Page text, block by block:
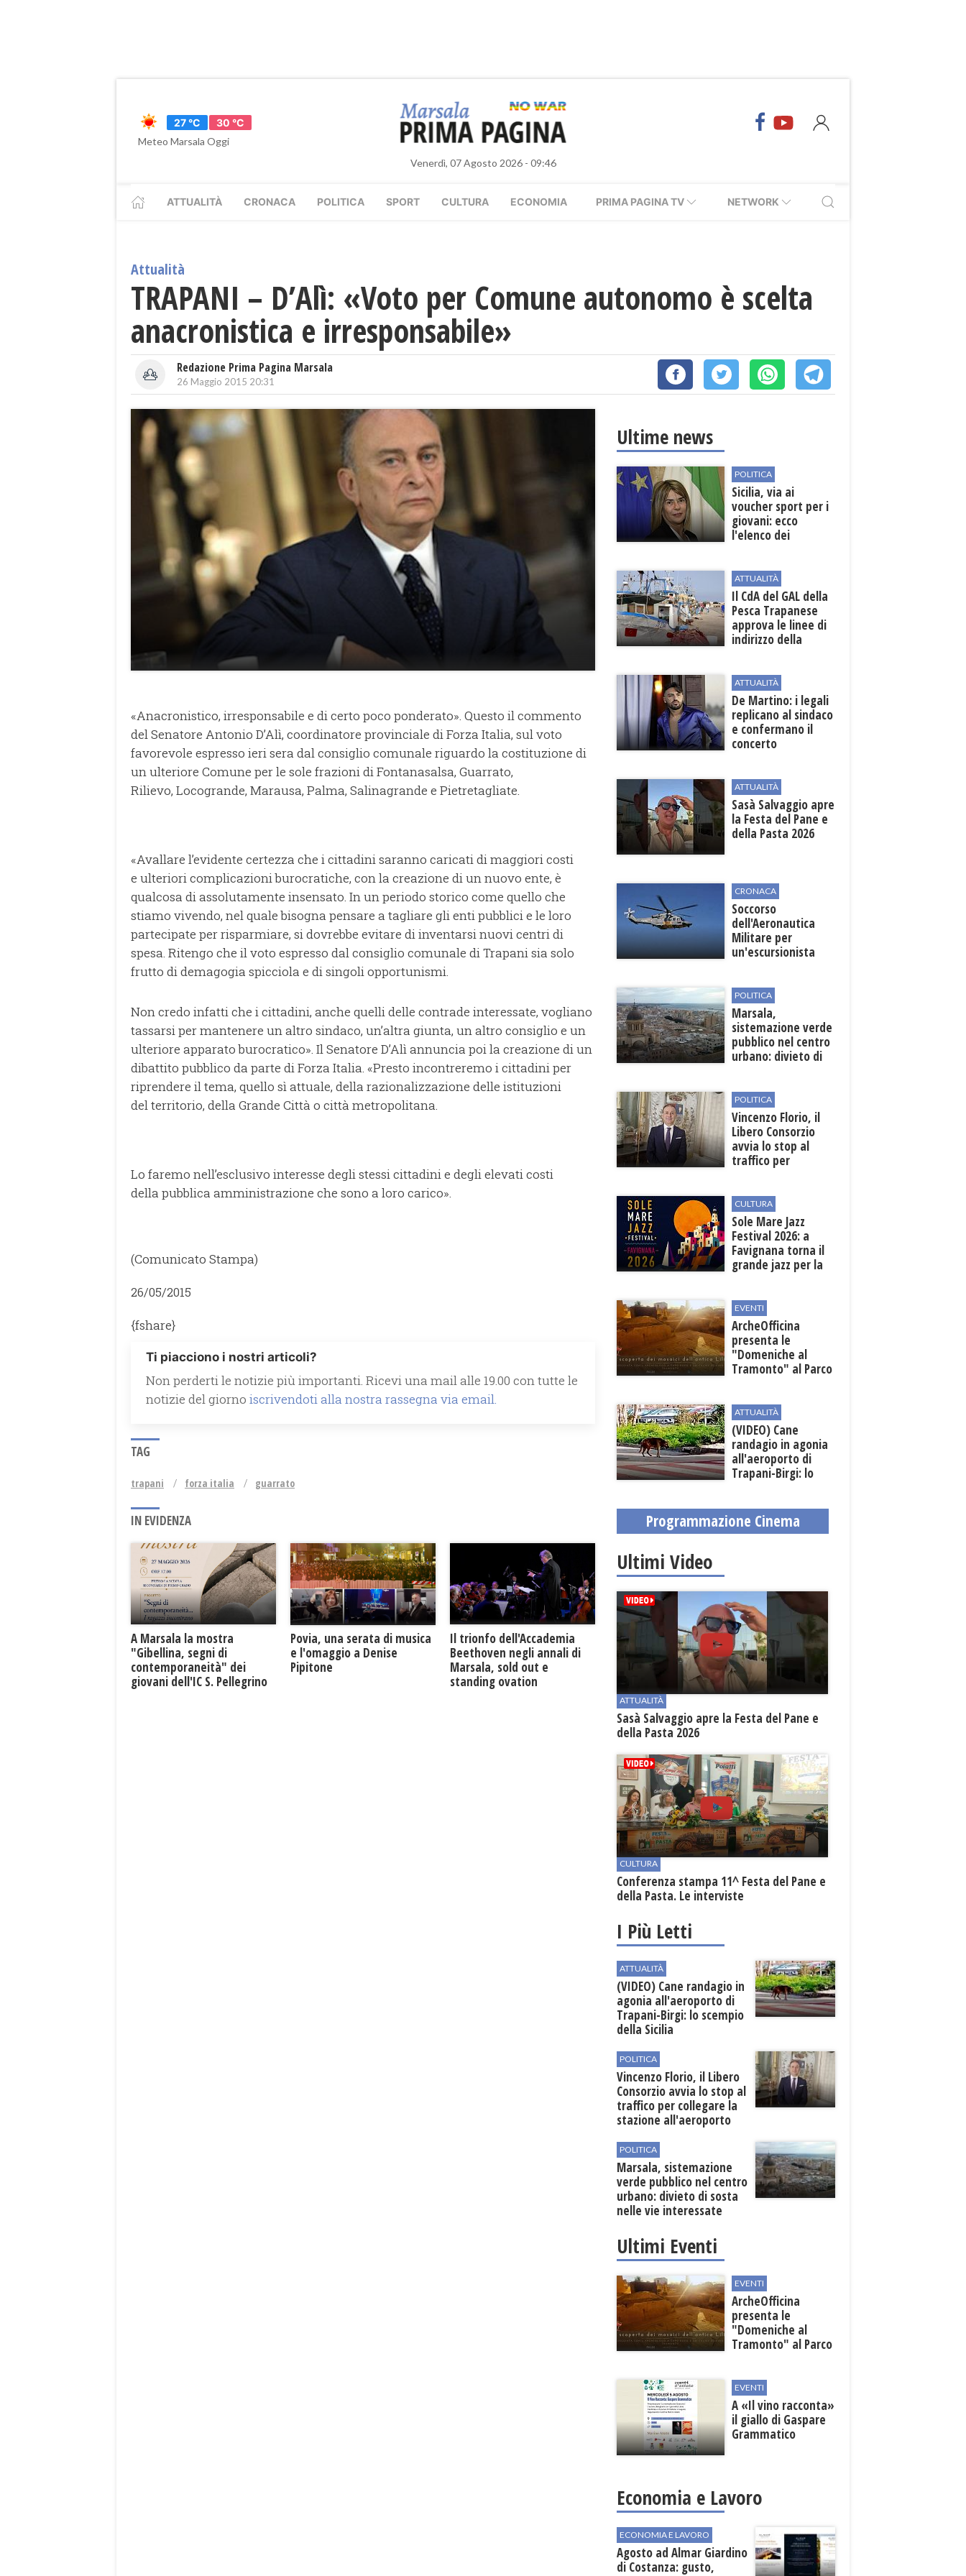
27 °C
30 °C
Meteo Marsala Oggi
Venerdì, 07 Agosto 2026 - 09:46
ATTUALITÀ CRONACA POLITICA SPORT CULTURA ECONOMIA PRIMA PAGINA TV NETWORK
Attualità
TRAPANI – D’Alì: «Voto per Comune autonomo è scelta
anacronistica e irresponsabile»
Redazione Prima Pagina Marsala
26 Maggio 2015 20:31
«Anacronistico, irresponsabile e di certo poco ponderato». Questo il commento
del Senatore Antonio D’Alì, coordinatore provinciale di Forza Italia, sul voto
favorevole espresso ieri sera dal consiglio comunale riguardo la costituzione di
un ulteriore Comune per le sole frazioni di Fontanasalsa, Guarrato,
Rilievo, Locogrande, Marausa, Palma, Salinagrande e Pietretagliate.
«Avallare l’evidente certezza che i cittadini saranno caricati di maggiori costi
e ulteriori complicazioni burocratiche, con la creazione di un nuovo ente, è
qualcosa di assolutamente insensato. In un periodo storico come quello che
stiamo vivendo, nel quale bisogna pensare a tagliare gli enti pubblici e le loro
partecipate per risparmiare, si dovrebbe evitare di inventarsi nuovi centri di
spesa. Ritengo che il voto espresso dal consiglio comunale di Trapani sia solo
frutto di demagogia spicciola e di singoli opportunismi.
Non credo infatti che i cittadini, anche quelli delle contrade interessate, vogliano
tassarsi per mantenere un altro sindaco, un’altra giunta, un altro consiglio e un
ulteriore apparato burocratico». Il Senatore D’Alì annuncia poi la creazione di un
dibattito pubblico da parte di Forza Italia. «Presto incontreremo i cittadini per
riprendere il tema, quello sì attuale, della razionalizzazione delle istituzioni
del territorio, della Grande Città o città metropolitana.
Lo faremo nell’esclusivo interesse degli stessi cittadini e degli elevati costi
della pubblica amministrazione che sono a loro carico».
(Comunicato Stampa)
26/05/2015
{fshare}
Ti piacciono i nostri articoli?
Non perderti le notizie più importanti. Ricevi una mail alle 19.00 con tutte le
notizie del giorno iscrivendoti alla nostra rassegna via email.
TAG
trapani forza italia guarrato
IN EVIDENZA
A Marsala la mostra
"Gibellina, segni di
contemporaneità" dei
giovani dell'IC S. Pellegrino
Povia, una serata di musica
e l'omaggio a Denise
Pipitone
Il trionfo dell'Accademia
Beethoven negli annali di
Marsala, sold out e
standing ovation
Ultime news
POLITICA
Sicilia, via ai
voucher sport per i
giovani: ecco
l'elenco dei
ATTUALITÀ
Il CdA del GAL della
Pesca Trapanese
approva le linee di
indirizzo della
sviluppo
ATTUALITÀ
De Martino: i legali
replicano al sindaco
e confermano il
concerto
ATTUALITÀ
Sasà Salvaggio apre
la Festa del Pane e
della Pasta 2026
CRONACA
Soccorso
dell'Aeronautica
Militare per
un'escursionista
POLITICA
Marsala,
sistemazione verde
pubblico nel centro
urbano: divieto di
POLITICA
Vincenzo Florio, il
Libero Consorzio
avvia lo stop al
traffico per
all'aeroporto
CULTURA
Sole Mare Jazz
Festival 2026: a
Favignana torna il
grande jazz per la
EVENTI
ArcheOfficina
presenta le
"Domeniche al
Tramonto" al Parco
ATTUALITÀ
(VIDEO) Cane
randagio in agonia
all'aeroporto di
Trapani-Birgi: lo
Programmazione Cinema
Ultimi Video
ATTUALITÀ
Sasà Salvaggio apre la Festa del Pane e
della Pasta 2026
CULTURA
Conferenza stampa 11^ Festa del Pane e
della Pasta. Le interviste
I Più Letti
ATTUALITÀ
(VIDEO) Cane randagio in
agonia all'aeroporto di
Trapani-Birgi: lo scempio
della Sicilia
POLITICA
Vincenzo Florio, il Libero
Consorzio avvia lo stop al
traffico per collegare la
stazione all'aeroporto
POLITICA
Marsala, sistemazione
verde pubblico nel centro
urbano: divieto di sosta
nelle vie interessate
Ultimi Eventi
EVENTI
ArcheOfficina
presenta le
"Domeniche al
Tramonto" al Parco
EVENTI
A «Il vino racconta»
il giallo di Gaspare
Grammatico
Economia e Lavoro
ECONOMIA E LAVORO
Agosto ad Almar Giardino
di Costanza: gusto,